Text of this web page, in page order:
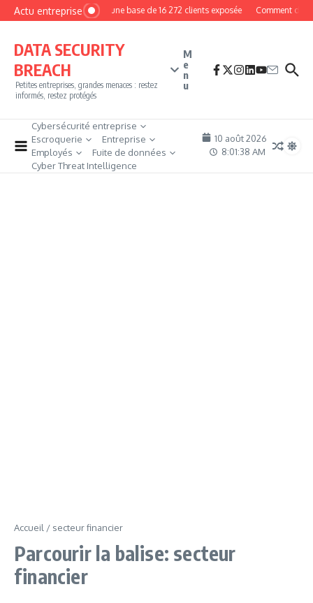
Aller au contenu
Actu entrepriseMyPhoto : une base de 16 272 clients exposée Comment
DATA SECURITY
BREACH
Petites entreprises, grandes menaces : restez
informés, restez protégés
M
e
n
u
Cybersécurité entreprise
Escroquerie
Entreprise
Employés
Fuite de données
Cyber Threat Intelligence
10 août 2026
8:01:39 AM
Accueil / secteur financier
Parcourir la balise: secteur
financier